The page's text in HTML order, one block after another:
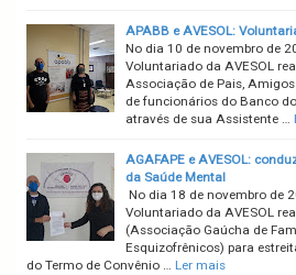
APABB e AVESOL:
No dia 10 de novembro de
Voluntariado da AVESOL
Associação de Pais,
de funcionários do Banco
através de sua Assistente …
AGAFAPE e AVESOL:
da Saúde Mental
No dia 18 de novembro de
Voluntariado da AVESOL
(Associação Gaúcha de
Esquizofrênicos) para
do Termo de Convênio … Ler mais